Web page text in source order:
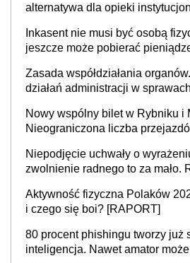
alternatywa dla opieki
Inkasent nie musi być osobą
jeszcze może pobierać
Zasada współdziałania
działań administracji w
Nowy wspólny bilet w Rybniku i
Nieograniczona liczba
Niepodjęcie uchwały o
zwolnienie radnego to za mało.
sprawy
Aktywność fizyczna Polaków
i czego się boi? [RAPORT]
80 procent phishingu tworzy już
inteligencja. Nawet amator